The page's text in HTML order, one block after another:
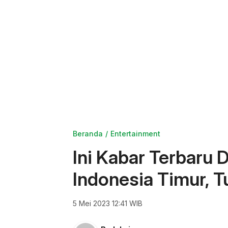
Beranda Entertainment
Ini Kabar Terbaru
Indonesia Timur,
5 Mei 2023 12:41 WIB